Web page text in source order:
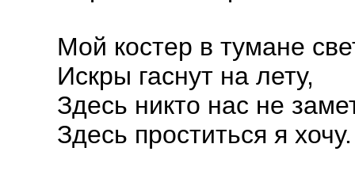
Мой костер в тумане
Искры гаснут на лету,
Здесь никто нас не
Здесь проститься я хочу.